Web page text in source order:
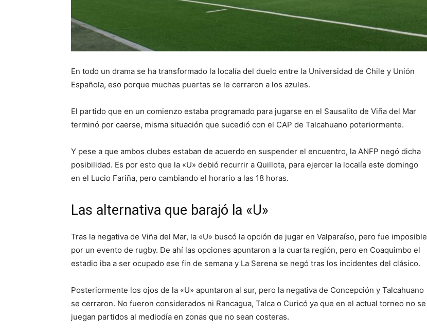
En todo un drama se ha transformado la localía del duelo entre la Universidad de Chile y Unión
Española, eso porque muchas puertas se le cerraron a los azules.
El partido que en un comienzo estaba programado para jugarse en el Sausalito de Viña del Mar
terminó por caerse, misma situación que sucedió con el CAP de Talcahuano poteriormente.
Y pese a que ambos clubes estaban de acuerdo en suspender el encuentro, la ANFP negó dicha
posibilidad. Es por esto que la «U» debió recurrir a Quillota, para ejercer la localía este domingo
en el Lucio Fariña, pero cambiando el horario a las 18 horas.
Las alternativa que barajó la «U»
Tras la negativa de Viña del Mar, la «U» buscó la opción de jugar en Valparaíso, pero fue imposible
por un evento de rugby. De ahí las opciones apuntaron a la cuarta región, pero en Coaquimbo el
estadio iba a ser ocupado ese fin de semana y La Serena se negó tras los incidentes del clásico.
Posteriormente los ojos de la «U» apuntaron al sur, pero la negativa de Concepción y Talcahuano
se cerraron. No fueron considerados ni Rancagua, Talca o Curicó ya que en el actual torneo no se
juegan partidos al mediodía en zonas que no sean costeras.